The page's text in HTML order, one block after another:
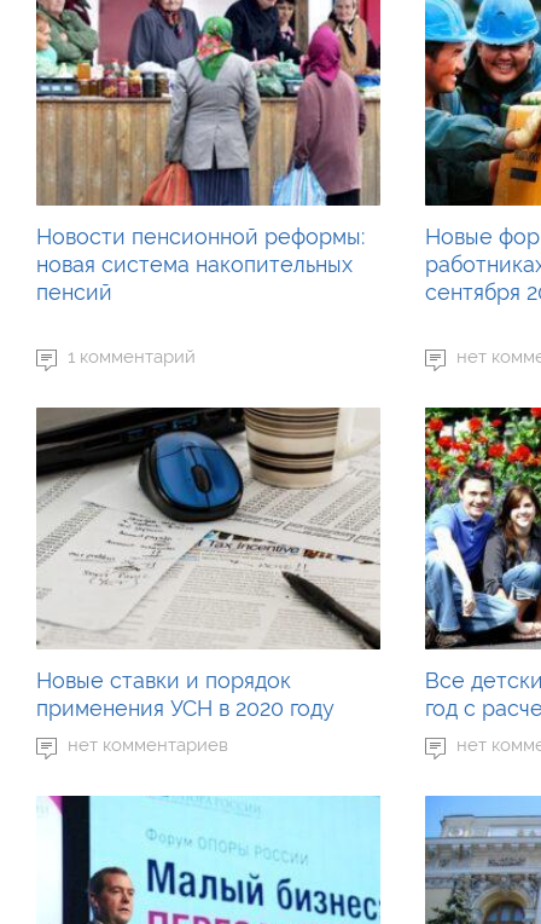
Новости пенсионной реформы:
новая система накопительных
пенсий
1 комментарий
Новые
сентября
нет
Новые ставки и порядок
применения УСН в 2020 году
нет комментариев
Все
год с
нет